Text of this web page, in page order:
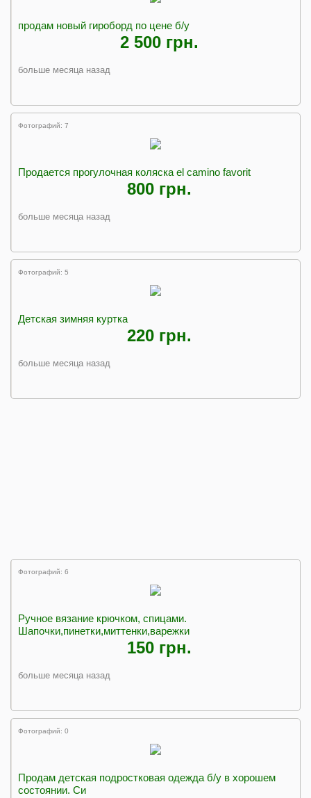
продам новый гироборд по цене б/у
2 500 грн.
больше месяца назад
Фотографий: 7
Продается прогулочная коляска el camino favorit
800 грн.
больше месяца назад
Фотографий: 5
Детская зимняя куртка
220 грн.
больше месяца назад
Фотографий: 6
Ручное вязание крючком, спицами.
Шапочки,пинетки,миттенки,варежки
150 грн.
больше месяца назад
Фотографий: 0
Продам детская подростковая одежда б/у в хорошем
состоянии. Си